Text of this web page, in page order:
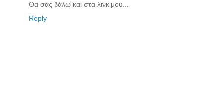
Θα σας βάλω και στα λινκ μου...
Reply